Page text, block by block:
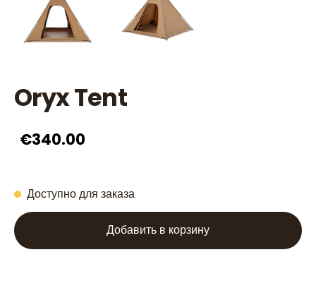
Oryx Tent
€340.00
Доступно для заказа
Добавить в корзину